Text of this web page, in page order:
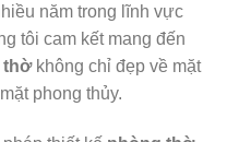
năm trong lĩnh vực
tôi cam kết mang đến
thờkhông chỉ đẹp về mặt
phong thủy.